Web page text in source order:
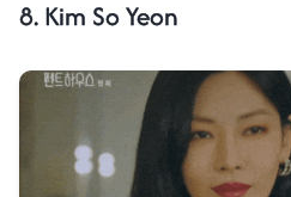
8. Kim So Yeon